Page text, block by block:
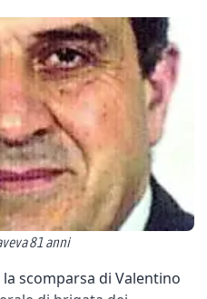
81 anni
scomparsa di Valentino